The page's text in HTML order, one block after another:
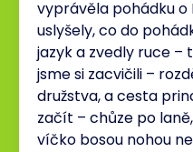
vyprávěla pohádku o
uslyšely, co do
jazyk a zvedly ruce –
jsme si zacvičili –
družstva, a cesta
začít – chůze po
víčko bosou nohou